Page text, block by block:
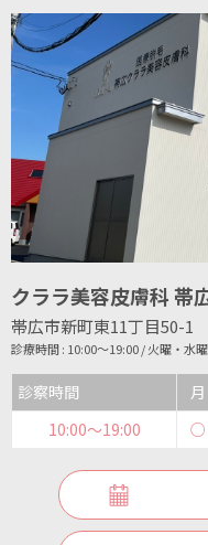
クララ美容皮膚科 帯
帯広市新町東11丁目50-1
診療時間 : 10:00～19:00 / 火曜・水
診察時間 月
10:00〜19:00
○